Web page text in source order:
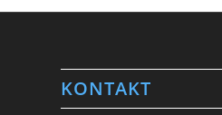
KONTAKT